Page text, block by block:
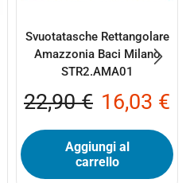
Svuotatasche Rettangolare
Amazzonia Baci Milano
STR2.AMA01
22,90€ 16,03 €
Aggiungi al
carrello